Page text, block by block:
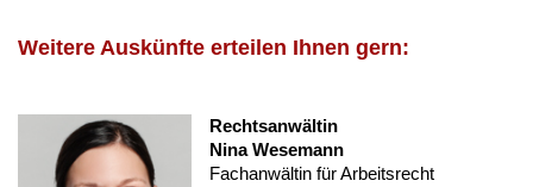
Weitere Auskünfte erteilen Ihnen gern:
Rechtsanwältin
Nina Wesemann
Fachanwältin für Arbeitsrecht